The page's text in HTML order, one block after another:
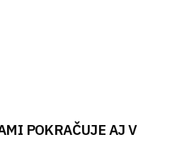
POKRAČUJE AJ V